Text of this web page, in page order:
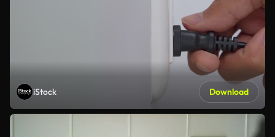
iStock Download